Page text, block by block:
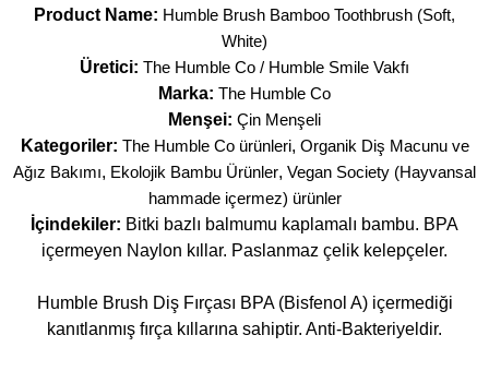
Product Name: Humble Brush Bamboo Toothbrush (Soft,
White)
Üretici: The Humble Co / Humble Smile Vakfı
Marka: The Humble Co
Menşei: Çin Menşeli
Kategoriler: The Humble Co ürünleri, Organik Diş Macunu ve
Ağız Bakımı, Ekolojik Bambu Ürünler, Vegan Society (Hayvansal
hammade içermez) ürünler
İçindekiler: Bitki bazlı balmumu kaplamalı bambu. BPA
içermeyen Naylon kıllar. Paslanmaz çelik kelepçeler.
Humble Brush Diş Fırçası BPA (Bisfenol A) içermediği
kanıtlanmış fırça kıllarına sahiptir. Anti-Bakteriyeldir.